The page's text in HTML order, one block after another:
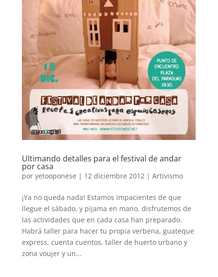
Ultimando detalles para el festival de andar
por casa
por yetooponese | 12 diciembre 2012| Artivismo
¡Ya no queda nada! Estamos impacientes de que
llegue el sábado, y pijama en mano, disfrutemos de
las actividades que en cada casa han preparado.
Habrá taller para hacer tu propia verbena, guateque
express, cuenta cuentos, taller de huerto urbano y
zona voujer y un...